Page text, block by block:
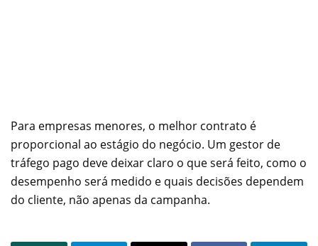
Para empresas menores, o melhor contrato é
proporcional ao estágio do negócio. Um gestor de
tráfego pago deve deixar claro o que será feito, como o
desempenho será medido e quais decisões dependem
do cliente, não apenas da campanha.